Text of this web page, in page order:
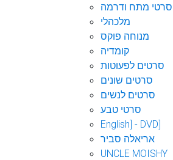
סרטי מתח ודרמה
מלכהלי
מנוחה פוקס
קומדיה
סרטים לפעוטות
סרטים שונים
סרטים לנשים
סרטי טבע
English] - DVD]
אריאלה סביר
UNCLE MOISHY